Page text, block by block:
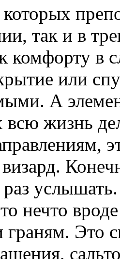
которых
так и в
комфорту в
или
А
всю жизнь
нечто
граням. Это